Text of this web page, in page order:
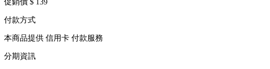
付款方式
本商品提供 信用卡 付款服務
分期資訊